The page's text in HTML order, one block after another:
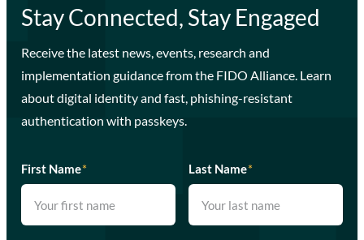
Stay Connected, Stay Engaged
Receive the latest news, events, research and
implementation guidance from the FIDO Alliance. Learn
about digital identity and fast, phishing-resistant
authentication with passkeys.
First Name* Last Name*